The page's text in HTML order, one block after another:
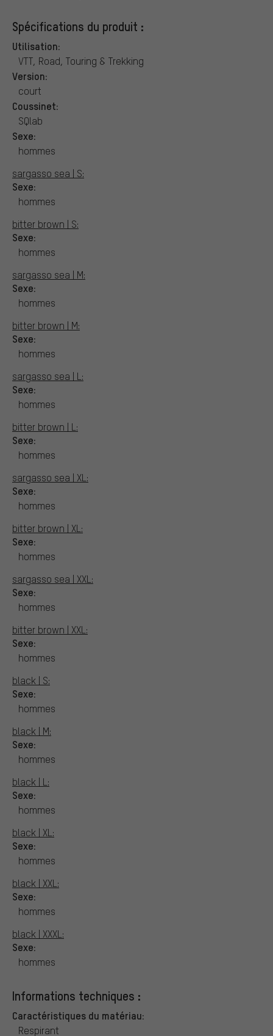
Spécifications du produit :
Utilisation:
VTT, Road, Touring & Trekking
Version:
court
Coussinet:
SQlab
Sexe:
hommes
sargasso sea | S:
Sexe:
hommes
bitter brown | S:
Sexe:
hommes
sargasso sea | M:
Sexe:
hommes
bitter brown | M:
Sexe:
hommes
sargasso sea | L:
Sexe:
hommes
bitter brown | L:
Sexe:
hommes
sargasso sea | XL:
Sexe:
hommes
bitter brown | XL:
Sexe:
hommes
sargasso sea | XXL:
Sexe:
hommes
bitter brown | XXL:
Sexe:
hommes
black | S:
Sexe:
hommes
black | M:
Sexe:
hommes
black | L:
Sexe:
hommes
black | XL:
Sexe:
hommes
black | XXL:
Sexe:
hommes
black | XXXL:
Sexe:
hommes
Informations techniques :
Caractéristiques du matériau:
Respirant